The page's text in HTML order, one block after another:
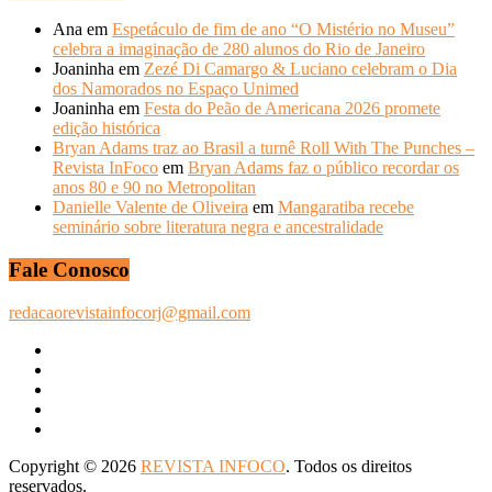
Ana em Espetáculo de fim de ano “O Mistério no Museu”
celebra a imaginação de 280 alunos do Rio de Janeiro
Joaninha em Zezé Di Camargo & Luciano celebram o Dia
dos Namorados no Espaço Unimed
Joaninha em Festa do Peão de Americana 2026 promete
edição histórica
Bryan Adams traz ao Brasil a turnê Roll With The Punches –
Revista InFoco em Bryan Adams faz o público recordar os
anos 80 e 90 no Metropolitan
Danielle Valente de Oliveira em Mangaratiba recebe
seminário sobre literatura negra e ancestralidade
Fale Conosco
redacaorevistainfocorj@gmail.com
Copyright © 2026 REVISTA INFOCO. Todos os direitos
reservados.